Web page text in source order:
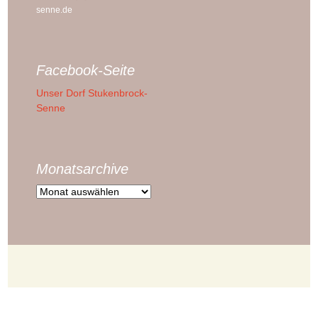
senne.de
Facebook-Seite
Unser Dorf Stukenbrock-
Senne
Monatsarchive
Monatsarchive